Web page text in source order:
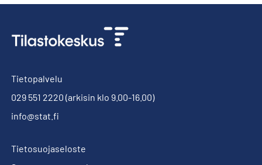
Tietopalvelu
029 551 2220 (arkisin klo 9.00-16.00)
info@stat.fi
Tietosuojaseloste